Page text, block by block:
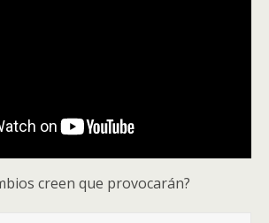
creen que provocarán?